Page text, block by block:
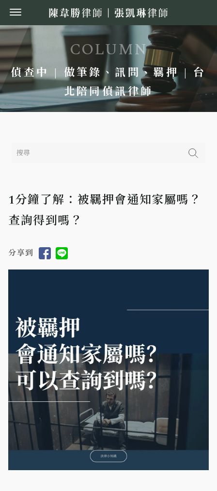
偵查中 | 做筆錄、訊問、羈押 | 台
北陪同偵訊律師
1分鐘了解：被羈押會通知家屬嗎？
查詢得到嗎？
分享到